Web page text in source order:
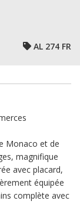
AL 274 FR
Monaco et de
magnifique
avec placard,
équipée
complète avec